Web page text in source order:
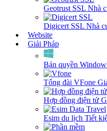
Geotrust SSL Nhà
Digicert SSL Nhà
Website
Giải Pháp
Bản quyền
Tổng đài VFone
Hợp đồng điện tử
Esim du lịch Tiết